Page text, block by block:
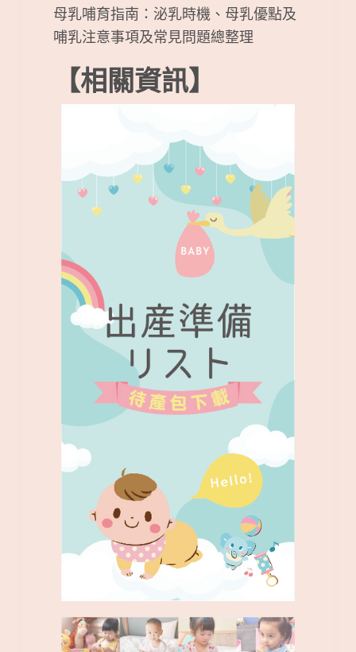
母乳哺育指南：泌乳時機、母乳優點及
哺乳注意事項及常見問題總整理
【相關資訊】